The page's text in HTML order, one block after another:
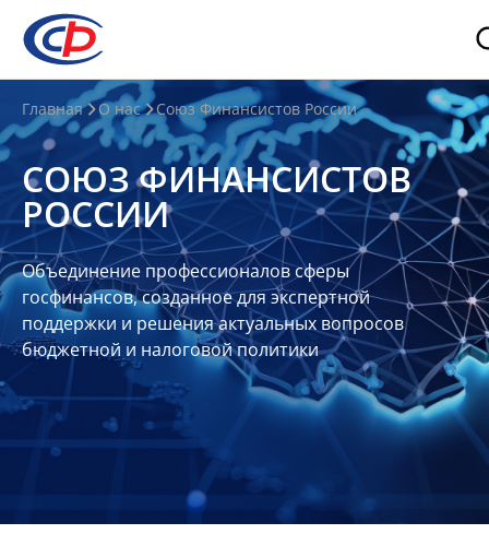
О
нас
О
СФР
Совет
Союза
Участники
Планы
отчеты
Контакты
Главная О нас Союз Финансистов России
СОЮЗ ФИНАНСИСТОВ
РОССИИ
Объединение профессионалов сферы
госфинансов, созданное для экспертной
поддержки и решения актуальных вопросов
бюджетной и налоговой политики